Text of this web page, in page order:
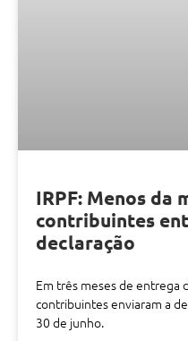
IRPF: Menos da
contribuintes
declaração
Em três meses de entrega
contribuintes enviaram a
30 de junho.